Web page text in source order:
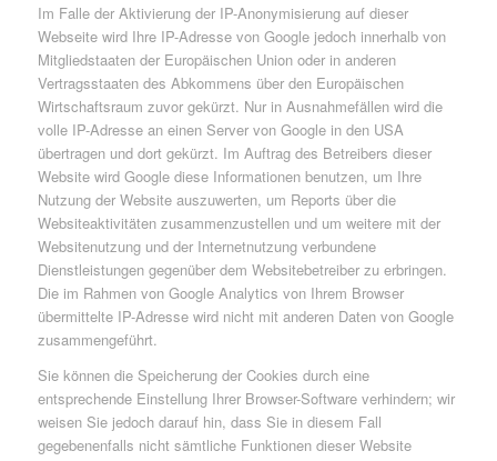
Im Falle der Aktivierung der IP-Anonymisierung auf dieser
Webseite wird Ihre IP-Adresse von Google jedoch innerhalb von
Mitgliedstaaten der Europäischen Union oder in anderen
Vertragsstaaten des Abkommens über den Europäischen
Wirtschaftsraum zuvor gekürzt. Nur in Ausnahmefällen wird die
volle IP-Adresse an einen Server von Google in den USA
übertragen und dort gekürzt. Im Auftrag des Betreibers dieser
Website wird Google diese Informationen benutzen, um Ihre
Nutzung der Website auszuwerten, um Reports über die
Websiteaktivitäten zusammenzustellen und um weitere mit der
Websitenutzung und der Internetnutzung verbundene
Dienstleistungen gegenüber dem Websitebetreiber zu erbringen.
Die im Rahmen von Google Analytics von Ihrem Browser
übermittelte IP-Adresse wird nicht mit anderen Daten von Google
zusammengeführt.
Sie können die Speicherung der Cookies durch eine
entsprechende Einstellung Ihrer Browser-Software verhindern; wir
weisen Sie jedoch darauf hin, dass Sie in diesem Fall
gegebenenfalls nicht sämtliche Funktionen dieser Website